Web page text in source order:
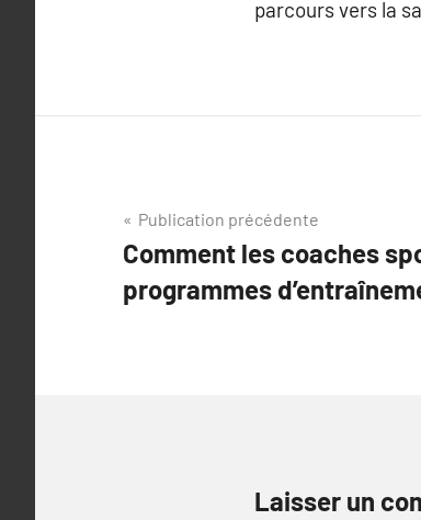
parcours vers la
Navigation
de
l’article
Publication précédente
Comment les coaches
programmes
Laisser un